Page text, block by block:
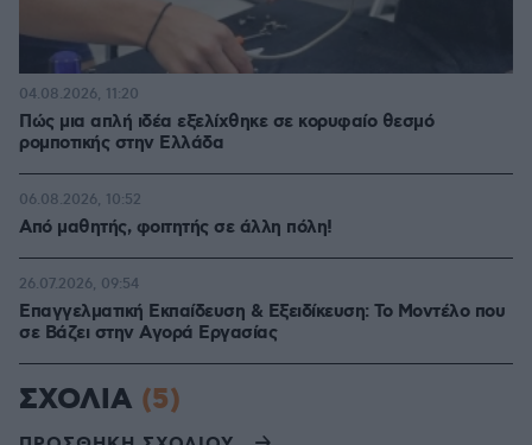
Πώς μια απλή ιδέα εξελίχθηκε σε κορυφαίο θεσμό
ρομποτικής στην Ελλάδα
04.08.2026, 11:20
Από μαθητής, φοιτητής σε άλλη πόλη!
06.08.2026, 10:52
Επαγγελματική Εκπαίδευση & Εξειδίκευση: Το Mοντέλο που
σε Bάζει στην Aγορά Eργασίας
26.07.2026, 09:54
ΣΧΟΛΙΑ (5)